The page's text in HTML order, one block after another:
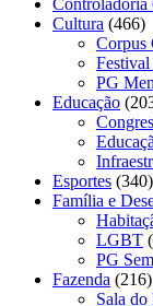
Cultura (466)
Corpus
PG
Educação
Esportes (340)
Família e
LGBT
PG
Fazenda (216)
Sala do